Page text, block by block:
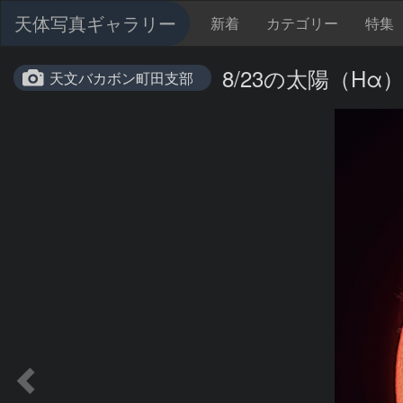
天体写真ギャラリー 新着 カテゴリー 特集
天文バカボン町田支部 8/23の太陽（Hα）